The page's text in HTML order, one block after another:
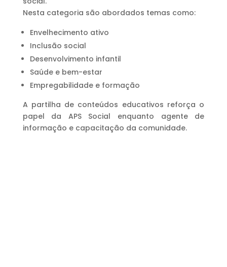
Nesta categoria são abordados temas como:
Envelhecimento ativo
Inclusão social
Desenvolvimento infantil
Saúde e bem-estar
Empregabilidade e formação
A partilha de conteúdos educativos reforça o
papel da APS Social enquanto agente de
informação e capacitação da comunidade.